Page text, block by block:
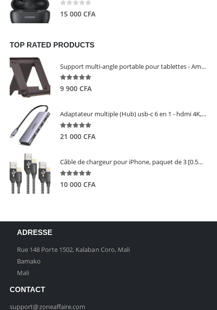
0 out of 5
15 000 CFA
TOP RATED PRODUCTS
Support multi-angle portable pour tablettes - Amazon Basics
5.00out of 5
9 900 CFA
Adaptateur multiple (Hub) usb-c 6 en 1 - hdmi 4K, 3 ports USB 3.0 et lecteur de carte sd tf - UGREEN
5.00out of 5
21 000 CFA
Câble de chargeur pour iPhone, paquet de 3 [0.5M 1M 2M] - GIANAC
5.00out of 5
10 000 CFA
ADRESSE
Rue 148 Porte 1502, Kalaban Coro, Mali
Bamako
Mali
CONTACT
support@zoneaffaire.com